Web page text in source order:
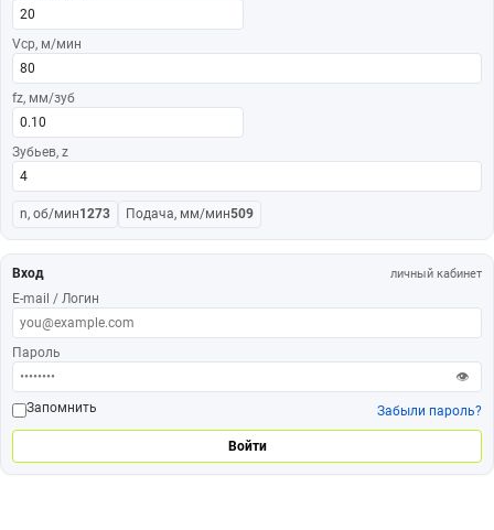
Vср, м/мин
fz, мм/зуб
Зубьев, z
n, об/мин1273 Подача, мм/мин509
Вход личный кабинет
E-mail / Логин
Пароль
👁
Запомнить
Забыли пароль?
Войти